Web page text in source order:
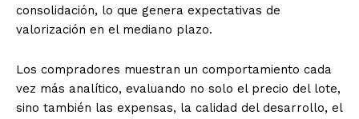
consolidación, lo que genera expectativas de
valorización en el mediano plazo.
Los compradores muestran un comportamiento cada
vez más analítico, evaluando no solo el precio del lote,
sino también las expensas, la calidad del desarrollo, el